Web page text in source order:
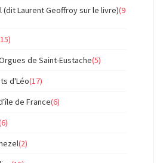
(dit Laurent Geoffroy sur le livre)(9
de Saint-Eustache(5)
d'Léo(17)
de France(6)
(2)